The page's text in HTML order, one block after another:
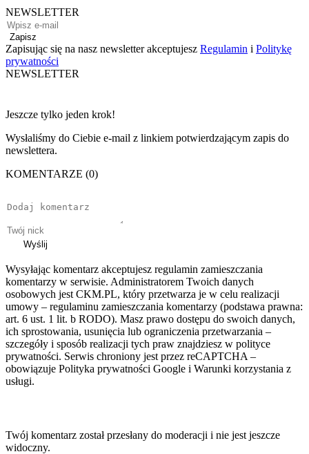
NEWSLETTER
Zapisz
Zapisując się na nasz newsletter akceptujesz Regulamin i Politykę
prywatności
NEWSLETTER
Jeszcze tylko jeden krok!
Wysłaliśmy do Ciebie e-mail z linkiem potwierdzającym zapis do
newslettera.
KOMENTARZE (0)
Wyślij
Wysyłając komentarz akceptujesz regulamin zamieszczania
komentarzy w serwisie. Administratorem Twoich danych
osobowych jest CKM.PL, który przetwarza je w celu realizacji
umowy – regulaminu zamieszczania komentarzy (podstawa prawna:
art. 6 ust. 1 lit. b RODO). Masz prawo dostępu do swoich danych,
ich sprostowania, usunięcia lub ograniczenia przetwarzania –
szczegóły i sposób realizacji tych praw znajdziesz w polityce
prywatności. Serwis chroniony jest przez reCAPTCHA –
obowiązuje Polityka prywatności Google i Warunki korzystania z
usługi.
Twój komentarz został przesłany do moderacji i nie jest jeszcze
widoczny.